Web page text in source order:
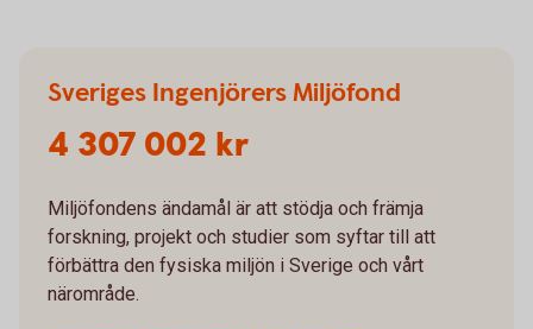
Sveriges Ingenjörers Miljöfond
4 307 002 kr
Miljöfondens ändamål är att stödja och främja
forskning, projekt och studier som syftar till att
förbättra den fysiska miljön i Sverige och vårt
närområde.